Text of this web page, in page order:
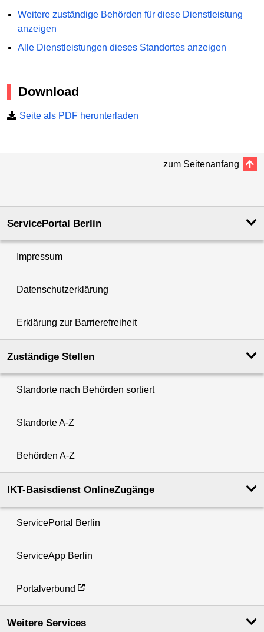
Weitere zuständige Behörden für diese Dienstleistung
anzeigen
Alle Dienstleistungen dieses Standortes anzeigen
Download
Seite als PDF herunterladen
zum Seitenanfang
ServicePortal Berlin
Impressum
Datenschutzerklärung
Erklärung zur Barrierefreiheit
Zuständige Stellen
Standorte nach Behörden sortiert
Standorte A-Z
Behörden A-Z
IKT-Basisdienst OnlineZugänge
ServicePortal Berlin
ServiceApp Berlin
Portalverbund
Weitere Services